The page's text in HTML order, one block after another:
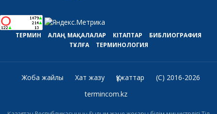
ТЕРМИН АЛАҢ МАҚАЛАЛАР КІТАПТАР
БИБЛИОГРАФИЯ
ТҰЛҒА
ТЕРМИНОЛОГИЯ
Жоба жайлы Хат жазу Құжаттар
(C) 2016-2026
termincom.kz